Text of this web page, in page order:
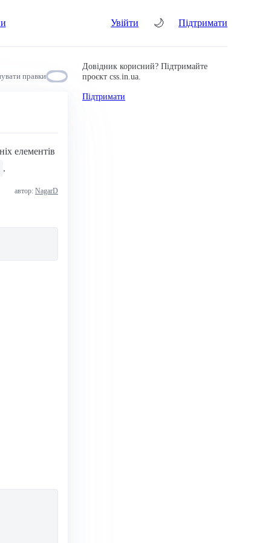
Увійти 🌙 Підтримати
правки
елементів
.
автор: NagarD
Довідник корисний? Підтримайте
проєкт css.in.ua.
Підтримати